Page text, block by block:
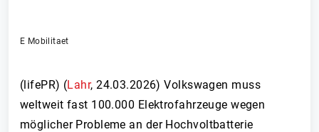
E Mobilitaet
(lifePR) (Lahr,24.03.2026)Volkswagen muss
weltweit fast 100.000 Elektrofahrzeuge wegen
möglicher Probleme an der Hochvoltbatterie